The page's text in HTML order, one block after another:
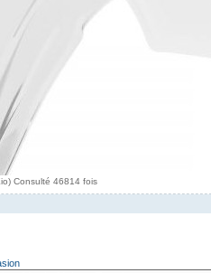
Consulté 46814 fois